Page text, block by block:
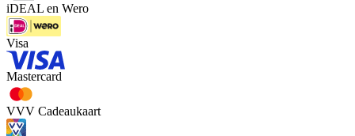
iDEAL en Wero
Visa
Mastercard
VVV Cadeaukaart